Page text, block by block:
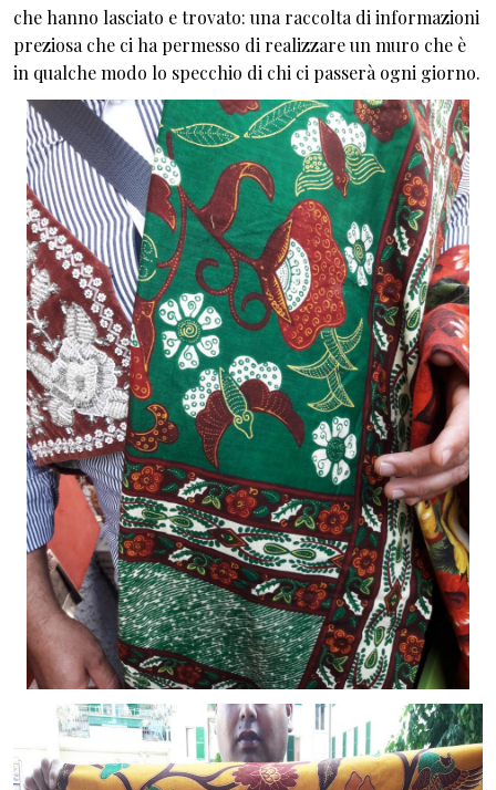
che hanno lasciato e trovato: una raccolta di informazioni
preziosa che ci ha permesso di realizzare un muro che è
in qualche modo lo specchio di chi ci passerà ogni giorno.